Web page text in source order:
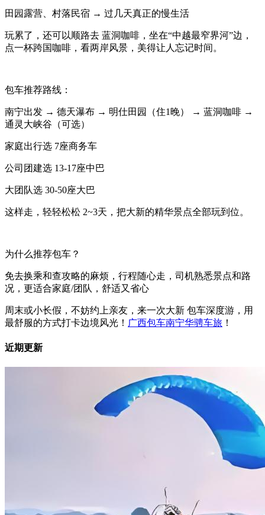
田园露营、村落民宿 → 过几天真正的慢生活
玩累了，还可以顺路去 蓝洞咖啡，坐在“中越最窄界河”边，
点一杯跨国咖啡，看两岸风景，美得让人忘记时间。
包车推荐路线：
南宁出发 → 德天瀑布 → 明仕田园（住1晚） → 蓝洞咖啡 →
通灵大峡谷（可选）
家庭出行选 7座商务车
公司团建选 13-17座中巴
大团队选 30-50座大巴
这样走，轻轻松松 2~3天，把大新的精华景点全部玩到位。
为什么推荐包车？
免去换乘和查攻略的麻烦，行程随心走，司机熟悉景点和路
况，更适合家庭/团队，舒适又省心
周末或小长假，不妨约上亲友，来一次大新 包车深度游，用
最舒服的方式打卡边境风光！ 广西包车南宁华骋车旅 ！
近期更新